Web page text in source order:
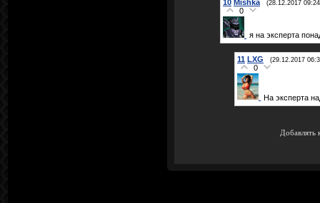
10 Mishka (28.12.2017
0
я на эксперта
11 LXG (29.12.2017
0
На эксперта
Добавлять